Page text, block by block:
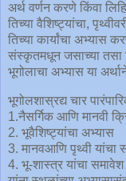
अर्थ वर्णन करणे किंवा
तिच्या वैशिष्ट्यांचा,
तिच्या कार्यांचा अभ्यास
संस्कृतमधून जसाच्या तसा
भूगोलाचा अभ्यास या
भूगोलशास्रद्य चार
1.नैसर्गिक आणि मानवी
2. भूवैशिष्ट्यांचा अभ्यास
3. मानवआणि पृथ्वी यांचा
4. भू-शास्त्र यांचा समावेश